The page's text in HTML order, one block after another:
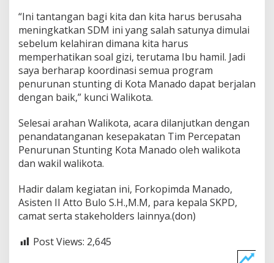
“Ini tantangan bagi kita dan kita harus berusaha
meningkatkan SDM ini yang salah satunya dimulai
sebelum kelahiran dimana kita harus
memperhatikan soal gizi, terutama Ibu hamil. Jadi
saya berharap koordinasi semua program
penurunan stunting di Kota Manado dapat berjalan
dengan baik,” kunci Walikota.
Selesai arahan Walikota, acara dilanjutkan dengan
penandatanganan kesepakatan Tim Percepatan
Penurunan Stunting Kota Manado oleh walikota
dan wakil walikota.
Hadir dalam kegiatan ini, Forkopimda Manado,
Asisten II Atto Bulo S.H.,M.M, para kepala SKPD,
camat serta stakeholders lainnya.(don)
Post Views: 2,645